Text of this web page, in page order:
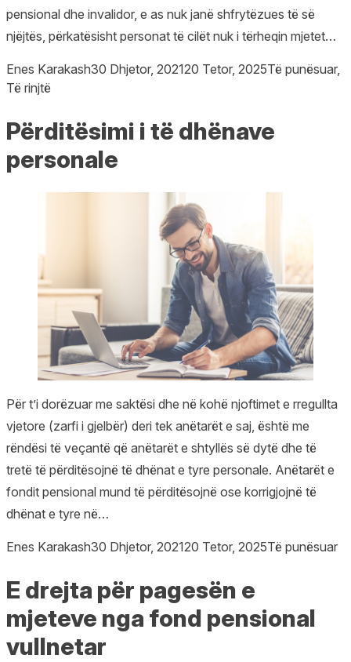
pensional dhe invalidor, e as nuk janë shfrytëzues të së
njëjtës, përkatësisht personat të cilët nuk i tërheqin mjetet…
Posted by
Enes Karakash30 Dhjetor, 202120 Tetor, 2025Posted in
Të punësuar,
Të rinjtë
Përditësimi i të dhënave
personale
Për t’i dorëzuar me saktësi dhe në kohë njoftimet e rregullta
vjetore (zarfi i gjelbër) deri tek anëtarët e saj, është me
rëndësi të veçantë që anëtarët e shtyllës së dytë dhe të
tretë të përditësojnë të dhënat e tyre personale. Anëtarët e
fondit pensional mund të përditësojnë ose korrigjojnë të
dhënat e tyre në…
Posted by
Enes Karakash30 Dhjetor, 202120 Tetor, 2025Posted in
Të punësuar
E drejta për pagesën e
mjeteve nga fond pensional
vullnetar